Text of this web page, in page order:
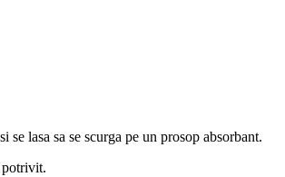
lasa sa se scurga pe un prosop absorbant.
potrivit.